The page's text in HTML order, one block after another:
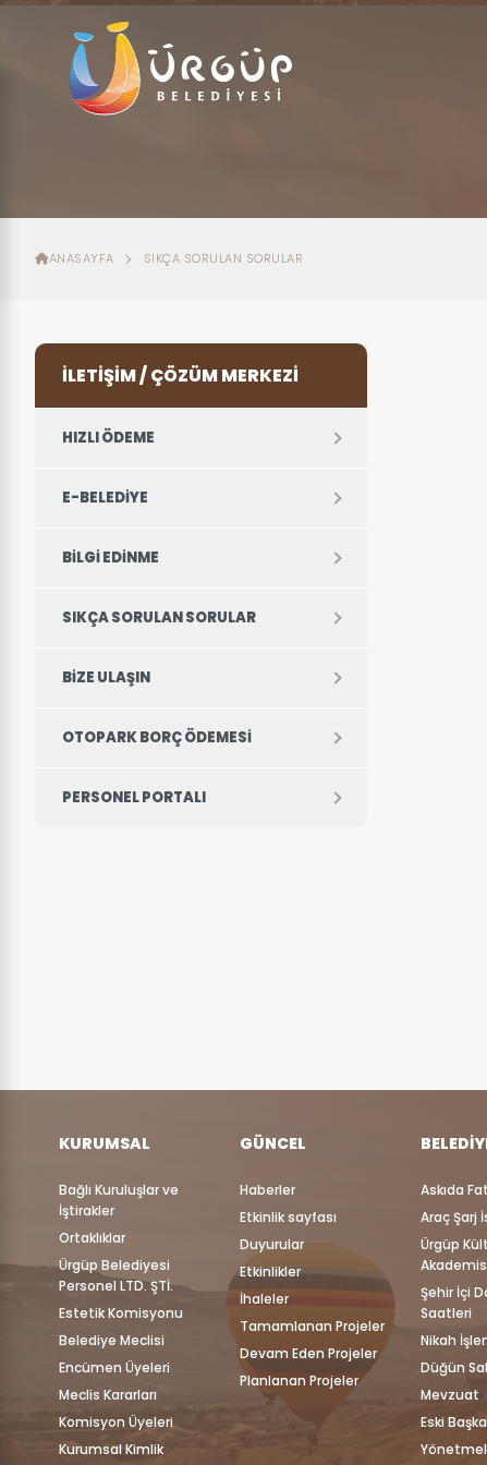
ANASAYFA SIKÇA SORULAN SORULAR
İLETIŞIM / ÇÖZÜM MERKEZI
HIZLI ÖDEME
E-BELEDIYE
BILGI EDINME
SIKÇA SORULAN SORULAR
BIZE ULAŞIN
OTOPARK BORÇ ÖDEMESI
PERSONEL PORTALI
KURUMSAL
Bağlı Kuruluşlar ve
İştirakler
Ortaklıklar
Ürgüp Belediyesi
Personel LTD. ŞTİ.
Estetik Komisyonu
Belediye Meclisi
Encümen Üyeleri
Meclis Kararları
Komisyon Üyeleri
Kurumsal Kimlik
GÜNCEL
Haberler
Etkinlik sayfası
Duyurular
Etkinlikler
İhaleler
Tamamlanan Projeler
Devam Eden Projeler
Planlanan Projeler
Askıda
Araç Şarj
Ürgüp
Şehir İçi
Saatleri
Nikah
Düğün
Mevzuat
Eski